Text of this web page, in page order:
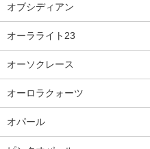
オブシディアン
オーラライト23
オーソクレース
オーロラクォーツ
オパール